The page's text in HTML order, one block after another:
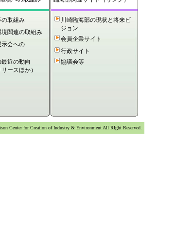
した。
した。
した。
した。
いたしました。
した。
の取組み
関連の取組み
示会への
近の動向
リースほか）
川崎臨海部の現状と将来ビ
ジョン
会員企業サイト
行政サイト
協議会等
Center for Creation of Industry & Environment All RIght Reserved.